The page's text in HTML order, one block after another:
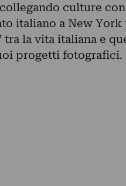
culture
italiano a New
tra la vita italiana e
progetti fotografici.